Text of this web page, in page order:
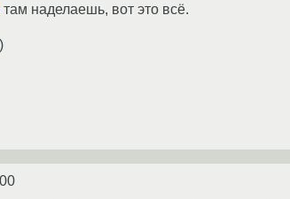
там наделаешь, вот это всё.
)